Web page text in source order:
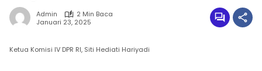
Admin
2 Min Baca
Januari 23, 2025
Ketua Komisi IV DPR RI, Siti Hediati Hariyadi